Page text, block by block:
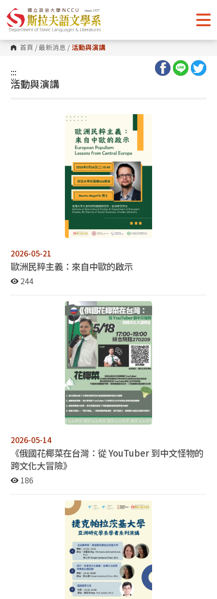
到
主
要
內
容
區 首頁 /最新消息 / 活動與演講
:::
:::
活動與演講
2026-05-21
歐洲民粹主義：來自中歐的啟示
244
2026-05-14
《俄國花椰菜在台灣：從YouTuber到中文怪物的
跨文化大冒險》
186